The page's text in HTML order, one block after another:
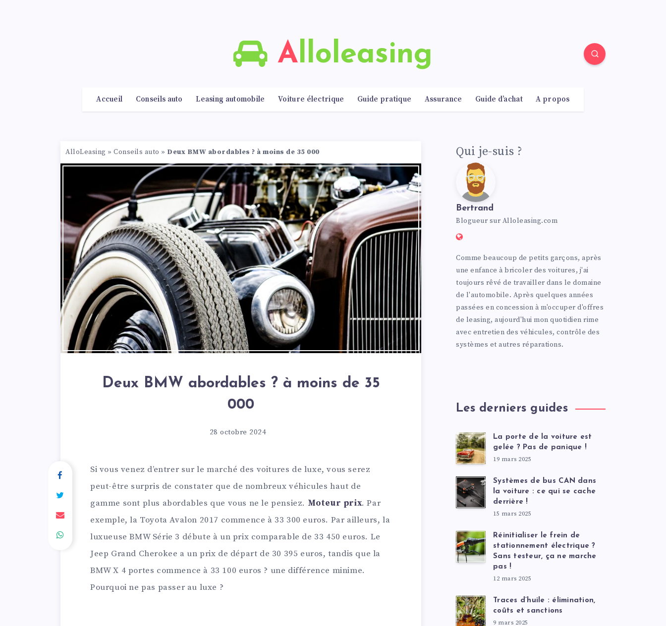
Alloleasing
Accueil Conseils auto Leasing automobile Voiture électrique Guide pratique Assurance Guide d’achat A propos
AlloLeasing » Conseils auto » Deux BMW abordables ? à moins de 35 000
Deux BMW abordables ? à moins de 35
000
28 octobre 2024
Si vous venez d’entrer sur le marché des voitures de luxe, vous serez
peut-être surpris de constater que de nombreux véhicules haut de
gamme sont plus abordables que vous ne le pensiez. Moteur prix. Par
exemple, la Toyota Avalon 2017 commence à 33 300 euros. Par ailleurs, la
luxueuse BMW Série 3 débute à un prix comparable de 33 450 euros. Le
Jeep Grand Cherokee a un prix de départ de 30 395 euros, tandis que la
BMW X 4 portes commence à 33 100 euros ? une différence minime.
Pourquoi ne pas passer au luxe ?
Qui je-suis ?
Bertrand
Blogueur sur Alloleasing.com
Comme beaucoup de petits garçons, après
une enfance à bricoler des voitures, j'ai
toujours rêvé de travailler dans le domaine
de l'automobile. Après quelques années
passées en concession à m'occuper d'offres
de leasing, aujourd'hui mon quotidien rime
avec entretien des véhicules, contrôle des
systèmes et autres réparations.
Les derniers guides
La porte de la voiture est
gelée ? Pas de panique !
19 mars 2025
Systèmes de bus CAN dans
la voiture : ce qui se cache
derrière !
15 mars 2025
Réinitialiser le frein de
stationnement électrique ?
Sans testeur, ça ne marche
pas !
12 mars 2025
Traces d’huile : élimination,
coûts et sanctions
9 mars 2025